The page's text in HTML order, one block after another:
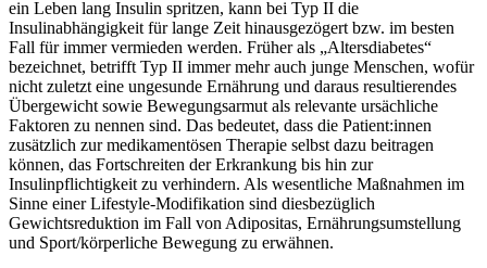
ein Leben lang Insulin spritzen, kann bei Typ II die
Insulinabhängigkeit für lange Zeit hinausgezögert bzw. im besten
Fall für immer vermieden werden. Früher als „Altersdiabetes“
bezeichnet, betrifft Typ II immer mehr auch junge Menschen, wofür
nicht zuletzt eine ungesunde Ernährung und daraus resultierendes
Übergewicht sowie Bewegungsarmut als relevante ursächliche
Faktoren zu nennen sind. Das bedeutet, dass die Patient:innen
zusätzlich zur medikamentösen Therapie selbst dazu beitragen
können, das Fortschreiten der Erkrankung bis hin zur
Insulinpflichtigkeit zu verhindern. Als wesentliche Maßnahmen im
Sinne einer Lifestyle-Modifikation sind diesbezüglich
Gewichtsreduktion im Fall von Adipositas, Ernährungsumstellung
und Sport/körperliche Bewegung zu erwähnen.